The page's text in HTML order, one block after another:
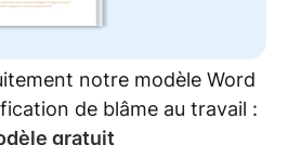
notre modèle Word
de blâme au travail :
gratuit